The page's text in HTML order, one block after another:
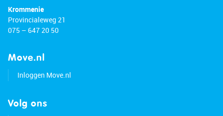
Krommenie
Provincialeweg 21
075 – 647 20 50
Move.nl
Inloggen Move.nl
Volg ons